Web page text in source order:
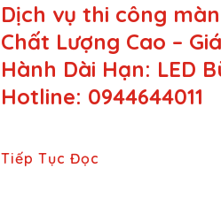
Dịch vụ thi công
Chất Lượng Cao –
Hành Dài Hạn: LED
Hotline: 0944644011
Tiếp Tục Đọc